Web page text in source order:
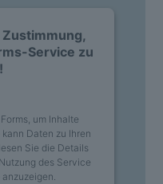
Service zu
um Inhalte
Daten zu Ihren
Sie die Details
des Service